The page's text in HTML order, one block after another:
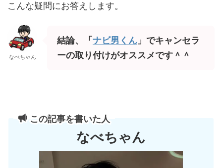
こんな疑問にお答えします。
なべちゃん
結論、「 ナビ男くん 」でキャンセラ
ーの取り付けがオススメです＾＾
この記事を書いた人
なべちゃん